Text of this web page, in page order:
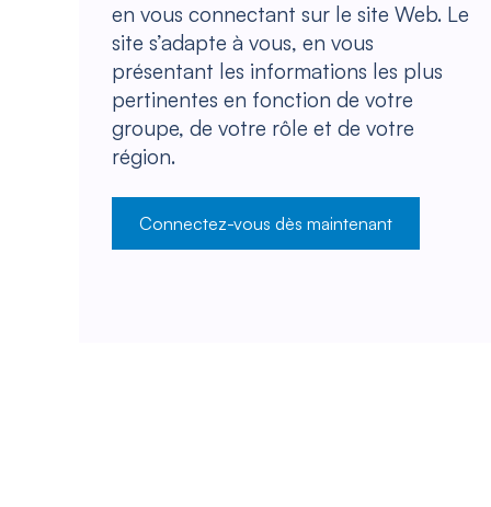
en vous connectant sur le site Web. Le
site s’adapte à vous, en vous
présentant les informations les plus
pertinentes en fonction de votre
groupe, de votre rôle et de votre
région.
Connectez-vous dès maintenant